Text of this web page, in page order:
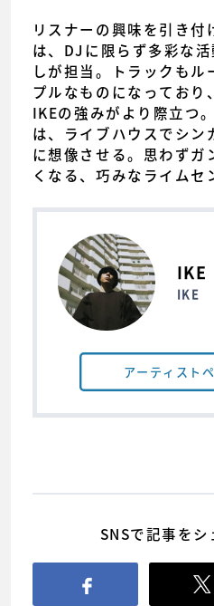
リスナーの興味を引き
は、DJに限らず多彩な
しが担当。トラックも
プルなものになっており
IKEの強みがより際立つ
は、ライブハウスでシン
に想像させる。思わずガ
くなる、巧みなライムセ
IKE
IKE
アーティスト
SNSで記事をシ